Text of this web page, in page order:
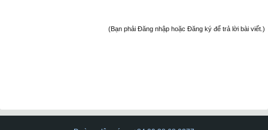
(Bạn phải Đăng nhập hoặc Đăng ký để trả lời bài viết.)